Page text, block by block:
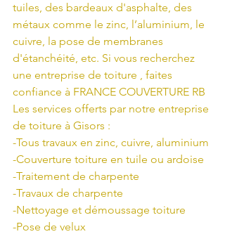
tuiles, des bardeaux d'asphalte, des
métaux comme le zinc, l’aluminium, le
cuivre, la pose de membranes
d'étanchéité, etc. Si vous recherchez
une entreprise de toiture , faites
confiance à FRANCE COUVERTURE RB
Les services offerts par notre entreprise
de toiture à Gisors :
-Tous travaux en zinc, cuivre, aluminium
-Couverture toiture en tuile ou ardoise
-Traitement de charpente
-Travaux de charpente
-Nettoyage et démoussage toiture
-Pose de velux